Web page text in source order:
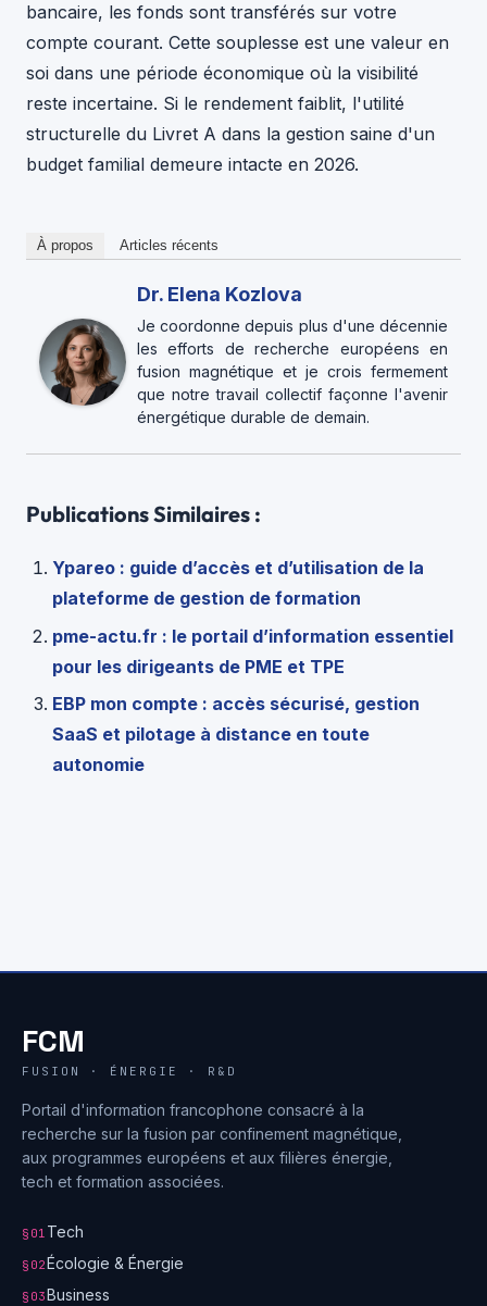
bancaire, les fonds sont transférés sur votre
compte courant. Cette souplesse est une valeur en
soi dans une période économique où la visibilité
reste incertaine. Si le rendement faiblit, l'utilité
structurelle du Livret A dans la gestion saine d'un
budget familial demeure intacte en 2026.
À propos Articles récents
Dr. Elena Kozlova
Je coordonne depuis plus d'une décennie
les efforts de recherche européens en
fusion magnétique et je crois fermement
que notre travail collectif façonne l'avenir
énergétique durable de demain.
Publications Similaires :
Ypareo : guide d’accès et d’utilisation de la
plateforme de gestion de formation
pme-actu.fr : le portail d’information essentiel
pour les dirigeants de PME et TPE
EBP mon compte : accès sécurisé, gestion
SaaS et pilotage à distance en toute
autonomie
FCM
FUSION · ÉNERGIE · R&D
Portail d'information francophone consacré à la
recherche sur la fusion par confinement magnétique,
aux programmes européens et aux filières énergie,
tech et formation associées.
§01 Tech
§02Écologie & Énergie
§03Business